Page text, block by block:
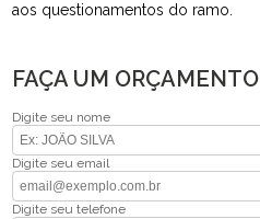
aos questionamentos do ramo.
FAÇA UM ORÇAMENTO
Digite seu nome
Digite seu email
Digite seu telefone